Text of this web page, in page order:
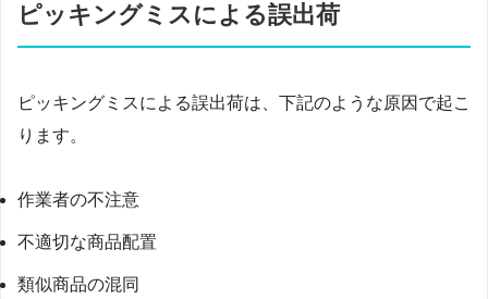
ピッキングミスによる誤出荷
ピッキングミスによる誤出荷は、下記のような原因で起こ
ります。
作業者の不注意
不適切な商品配置
類似商品の混同